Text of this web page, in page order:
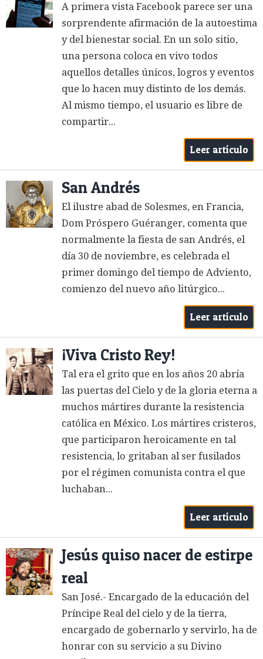
A primera vista Facebook parece ser una
sorprendente afirmación de la autoestima
y del bienestar social. En un solo sitio,
una persona coloca en vivo todos
aquellos detalles únicos, logros y eventos
que lo hacen muy distinto de los demás.
Al mismo tiempo, el usuario es libre de
compartir...
Leer artículo
San Andrés
El ilustre abad de Solesmes, en Francia,
Dom Próspero Guéranger, comenta que
normalmente la fiesta de san Andrés, el
día 30 de noviembre, es celebrada el
primer domingo del tiempo de Adviento,
comienzo del nuevo año litúrgico...
Leer artículo
¡Viva Cristo Rey!
Tal era el grito que en los años 20 abría
las puertas del Cielo y de la gloria eterna a
muchos mártires durante la resistencia
católica en México. Los mártires cristeros,
que participaron heroicamente en tal
resistencia, lo gritaban al ser fusilados
por el régimen comunista contra el que
luchaban...
Leer artículo
Jesús quiso nacer de estirpe
real
San José.- Encargado de la educación del
Príncipe Real del cielo y de la tierra,
encargado de gobernarlo y servirlo, ha de
honrar con su servicio a su Divino